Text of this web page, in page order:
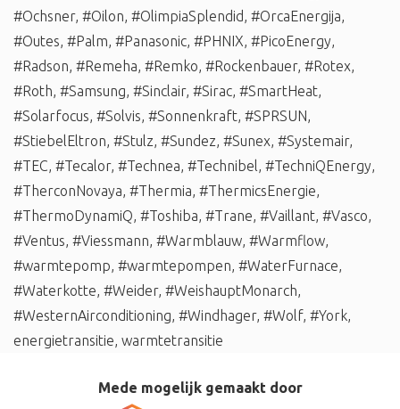
#Ochsner, #Oilon, #OlimpiaSplendid, #OrcaEnergija,
#Outes, #Palm, #Panasonic, #PHNIX, #PicoEnergy,
#Radson, #Remeha, #Remko, #Rockenbauer, #Rotex,
#Roth, #Samsung, #Sinclair, #Sirac, #SmartHeat,
#Solarfocus, #Solvis, #Sonnenkraft, #SPRSUN,
#StiebelEltron, #Stulz, #Sundez, #Sunex, #Systemair,
#TEC, #Tecalor, #Technea, #Technibel, #TechniQEnergy,
#TherconNovaya, #Thermia, #ThermicsEnergie,
#ThermoDynamiQ, #Toshiba, #Trane, #Vaillant, #Vasco,
#Ventus, #Viessmann, #Warmblauw, #Warmflow,
#warmtepomp, #warmtepompen, #WaterFurnace,
#Waterkotte, #Weider, #WeishauptMonarch,
#WesternAirconditioning, #Windhager, #Wolf, #York,
energietransitie, warmtetransitie
Mede mogelijk gemaakt door